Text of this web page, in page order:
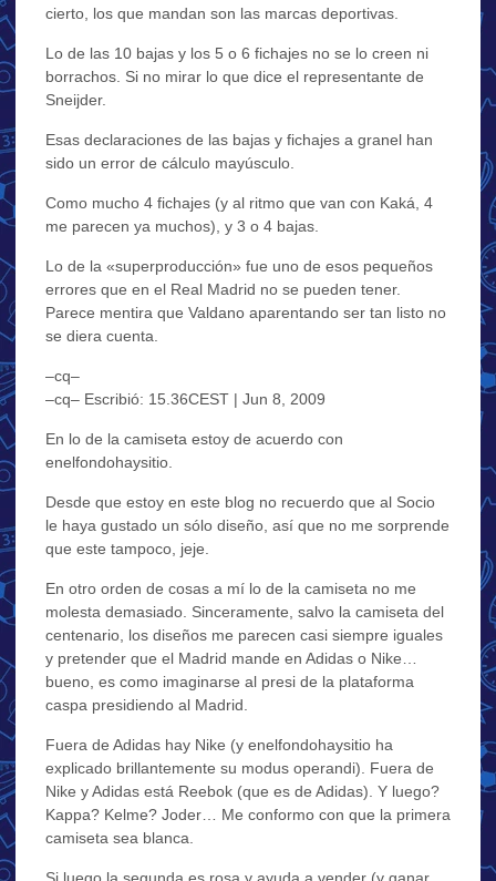
cierto, los que mandan son las marcas deportivas.
Lo de las 10 bajas y los 5 o 6 fichajes no se lo creen ni
borrachos. Si no mirar lo que dice el representante de
Sneijder.
Esas declaraciones de las bajas y fichajes a granel han
sido un error de cálculo mayúsculo.
Como mucho 4 fichajes (y al ritmo que van con Kaká, 4
me parecen ya muchos), y 3 o 4 bajas.
Lo de la «superproducción» fue uno de esos pequeños
errores que en el Real Madrid no se pueden tener.
Parece mentira que Valdano aparentando ser tan listo no
se diera cuenta.
–cq–
–cq– Escribió: 15.36CEST | Jun 8, 2009
En lo de la camiseta estoy de acuerdo con
enelfondohaysitio.
Desde que estoy en este blog no recuerdo que al Socio
le haya gustado un sólo diseño, así que no me sorprende
que este tampoco, jeje.
En otro orden de cosas a mí lo de la camiseta no me
molesta demasiado. Sinceramente, salvo la camiseta del
centenario, los diseños me parecen casi siempre iguales
y pretender que el Madrid mande en Adidas o Nike…
bueno, es como imaginarse al presi de la plataforma
caspa presidiendo al Madrid.
Fuera de Adidas hay Nike (y enelfondohaysitio ha
explicado brillantemente su modus operandi). Fuera de
Nike y Adidas está Reebok (que es de Adidas). Y luego?
Kappa? Kelme? Joder… Me conformo con que la primera
camiseta sea blanca.